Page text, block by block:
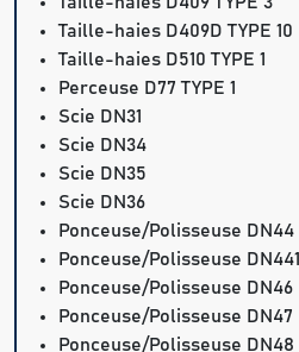
Taille-haies D409D TYPE 10
Taille-haies D510 TYPE 1
Perceuse D77 TYPE 1
Scie DN31
Scie DN34
Scie DN35
Scie DN36
Ponceuse/Polisseuse DN44
Ponceuse/Polisseuse DN441
Ponceuse/Polisseuse DN46
Ponceuse/Polisseuse DN47
Ponceuse/Polisseuse DN48